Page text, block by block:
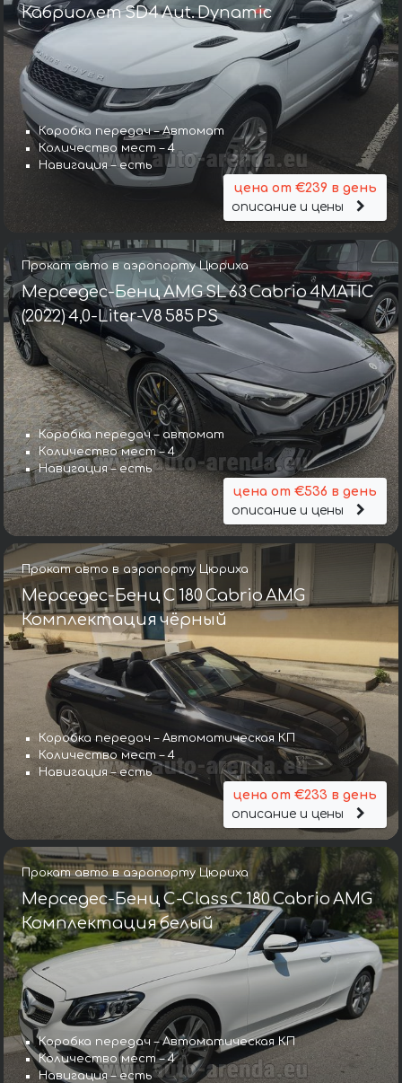
Кабриолет SD4 Aut. Dynamic
Коробка передач – Автомат
Количество мест – 4
Навигация – есть
цена от €239 в день
описание и цены
Прокат авто в аэропорту Цюриха
Мерседес-Бенц AMG SL 63 Cabrio 4MATIC
(2022) 4,0-Liter-V8 585 PS
Коробка передач – автомат
Количество мест – 4
Навигация – есть
цена от €536 в день
описание и цены
Прокат авто в аэропорту Цюриха
Мерседес-Бенц C 180 Cabrio AMG
Комплектация чёрный
Коробка передач – Автоматическая КП
Количество мест – 4
Навигация – есть
цена от €233 в день
описание и цены
Прокат авто в аэропорту Цюриха
Мерседес-Бенц C-Class C 180 Cabrio AMG
Комплектация белый
Коробка передач – Автоматическая КП
Количество мест – 4
Навигация – есть